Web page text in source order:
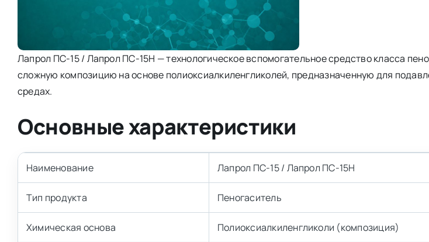
Лапрол ПС-15 / Лапрол ПС-15Н — технологическое вспомогательное средство класса
сложную композицию на основе полиоксиалкиленгликолей, предназначенную для
средах.
Основные характеристики
Наименование Лапрол ПС-15 / Лапрол ПС-15Н
Тип продукта Пеногаситель
Химическая основа Полиоксиалкиленгликоли (композиция)